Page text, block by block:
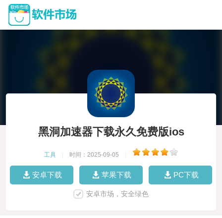
黑洞加速器下载永久免费版ios
工具 时间：2025-09-05
安卓下载 苹果下载 PC下载
安卓市场，安全绿色